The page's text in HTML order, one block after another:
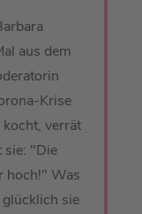
aus dem
Krise
verrät
sie: "Die
hoch!" Was
sie